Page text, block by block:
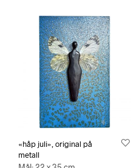
«håp juli», original på
metall